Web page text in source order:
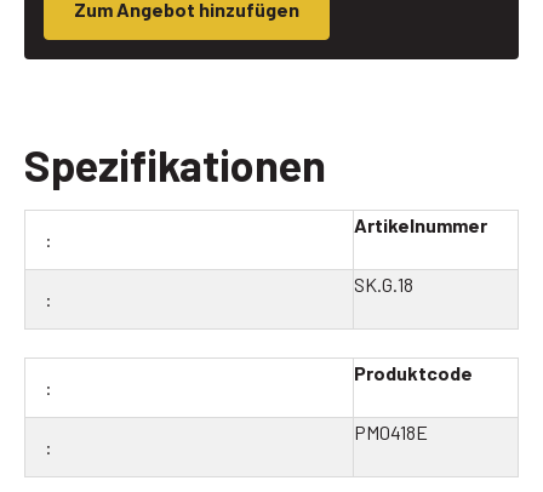
Zum Angebot hinzufügen
Spezifikationen
Artikelnummer
SK.G.18
Produktcode
PM0418E